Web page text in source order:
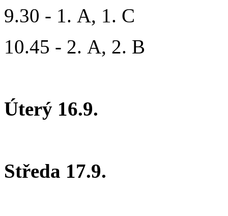
9.30 - 1. A, 1. C
10.45 - 2. A, 2. B
Úterý 16.9.
Středa 17.9.